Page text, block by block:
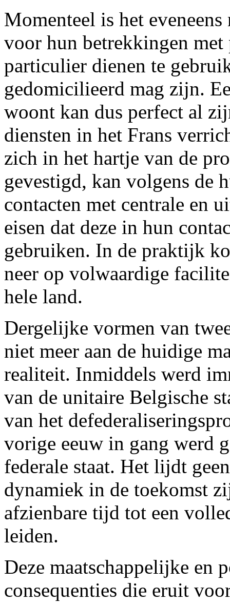
Momenteel is het eveneens
voor hun betrekkingen met
particulier dienen te
gedomicilieerd mag zijn.
woont kan dus perfect al
diensten in het Frans
zich in het hartje van de
gevestigd, kan volgens de
contacten met centrale en
eisen dat deze in hun
gebruiken. In de praktijk
neer op volwaardige
hele land.
Dergelijke vormen van
niet meer aan de huidige
realiteit. Inmiddels werd
van de unitaire Belgische
van het
vorige eeuw in gang werd
federale staat. Het lijdt
dynamiek in de toekomst
afzienbare tijd tot een
leiden.
Deze maatschappelijke en
consequenties die eruit